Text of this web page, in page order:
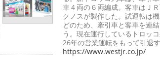
車４両の６両編成。客車はＪ
クノスが製作した。試運転は
どのため、牽引車と客車を連
う。現在運行しているトロッコ
26年の営業運転をもって引退す
https://www.westjr.co.jp/